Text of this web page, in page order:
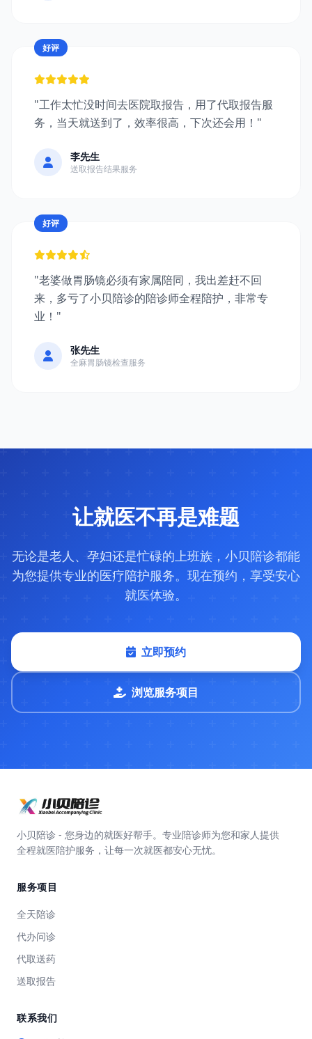
好评
"工作太忙没时间去医院取报告，用了代取报告服
务，当天就送到了，效率很高，下次还会用！"
李先生
送取报告结果服务
好评
"老婆做胃肠镜必须有家属陪同，我出差赶不回
来，多亏了小贝陪诊的陪诊师全程陪护，非常专
业！"
张先生
全麻胃肠镜检查服务
让就医不再是难题
无论是老人、孕妇还是忙碌的上班族，小贝陪诊都能
为您提供专业的医疗陪护服务。现在预约，享受安心
就医体验。
立即预约
浏览服务项目
小贝陪诊 - 您身边的就医好帮手。专业陪诊师为您和家人提供
全程就医陪护服务，让每一次就医都安心无忧。
服务项目
全天陪诊
代办问诊
代取送药
送取报告
联系我们